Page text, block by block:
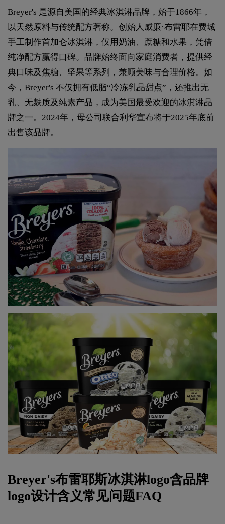
Breyer's 是源自美国的经典冰淇淋品牌，始于1866年，
以天然原料与传统配方著称。创始人威廉·布雷耶在费城
手工制作首加仑冰淇淋，仅用奶油、蔗糖和水果，凭借
纯净配方赢得口碑。品牌始终面向家庭消费者，提供经
典口味及焦糖、坚果等系列，兼顾美味与合理价格。如
今，Breyer's 不仅拥有低脂“冷冻乳品甜点”，还推出无
乳、无麸质及纯素产品，成为美国最受欢迎的冰淇淋品
牌之一。2024年，母公司联合利华宣布将于2025年底前
出售该品牌。
Breyer's布雷耶斯冰淇淋logo含品牌
logo设计含义常见问题FAQ